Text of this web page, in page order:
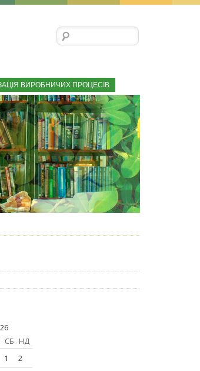
Пошук:
ВИРОБНИЧИХ ПРОЦЕСІВ
СБ НД
1
2